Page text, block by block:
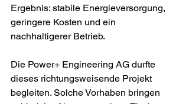
Ergebnis: stabile Energieversorgung,
geringere Kosten und ein
nachhaltigerer Betrieb.
Die Power+ Engineering AG durfte
dieses richtungsweisende Projekt
begleiten. Solche Vorhaben bringen